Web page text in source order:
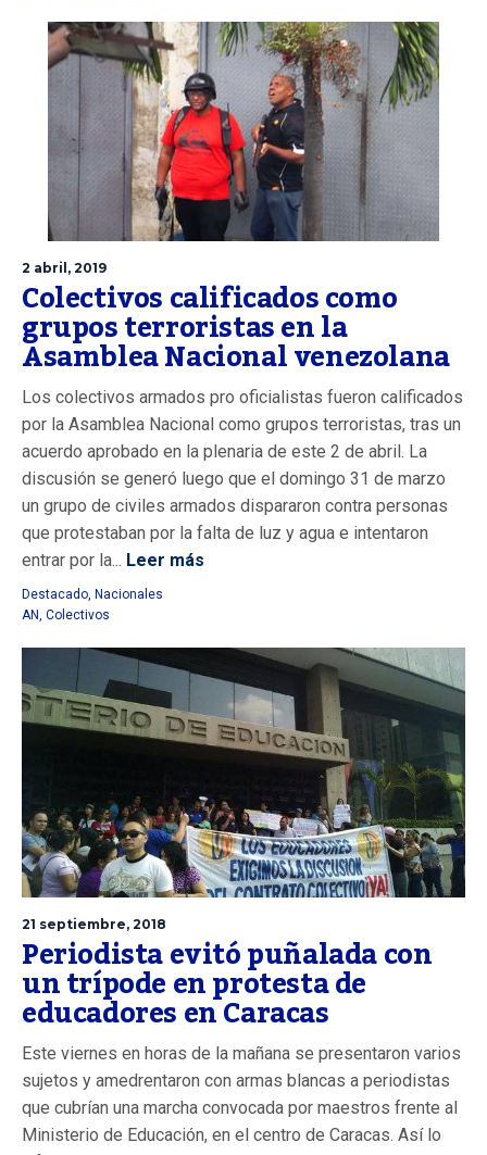
2 abril, 2019
Colectivos calificados como
grupos terroristas en la
Asamblea Nacional venezolana
Los colectivos armados pro oficialistas fueron calificados
por la Asamblea Nacional como grupos terroristas, tras un
acuerdo aprobado en la plenaria de este 2 de abril. La
discusión se generó luego que el domingo 31 de marzo
un grupo de civiles armados dispararon contra personas
que protestaban por la falta de luz y agua e intentaron
entrar por la... Leer más
Destacado Nacionales
AN Colectivos
21 septiembre, 2018
Periodista evitó puñalada con
un trípode en protesta de
educadores en Caracas
Este viernes en horas de la mañana se presentaron varios
sujetos y amedrentaron con armas blancas a periodistas
que cubrían una marcha convocada por maestros frente al
Ministerio de Educación, en el centro de Caracas. Así lo